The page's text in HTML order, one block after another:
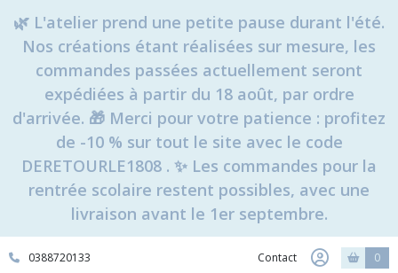
🌿 L'atelier prend une petite pause durant l'été.
Nos créations étant réalisées sur mesure, les
commandes passées actuellement seront
expédiées à partir du 18 août, par ordre
d'arrivée. 🎁 Merci pour votre patience : profitez
de -10 % sur tout le site avec le code
DERETOURLE1808 . ✨ Les commandes pour la
rentrée scolaire restent possibles, avec une
livraison avant le 1er septembre.
0388720133 Contact 0